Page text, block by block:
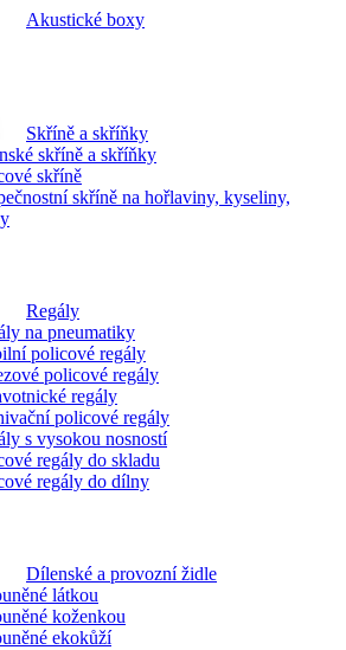
Akustické boxy
Skříně a skříňky
skříně a skříňky
skříně
skříně na hořlaviny, kyseliny,
Regály
na pneumatiky
policové regály
policové regály
regály
policové regály
s vysokou nosností
regály do skladu
regály do dílny
Dílenské a provozní židle
látkou
koženkou
ekokůží